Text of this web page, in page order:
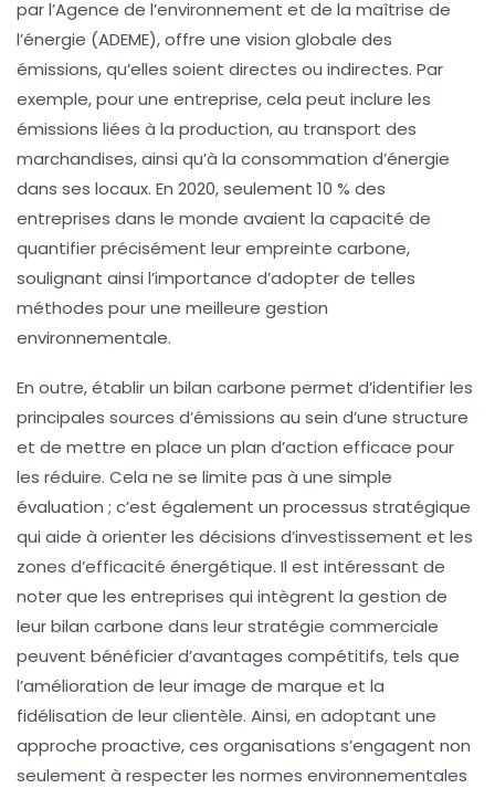
par l’Agence de l’environnement et de la maîtrise de
l’énergie (ADEME), offre une vision globale des
émissions, qu’elles soient directes ou indirectes. Par
exemple, pour une entreprise, cela peut inclure les
émissions liées à la production, au transport des
marchandises, ainsi qu’à la consommation d’énergie
dans ses locaux. En 2020, seulement 10 % des
entreprises dans le monde avaient la capacité de
quantifier précisément leurempreinte carbone,
soulignant ainsi l’importance d’adopter de telles
méthodes pour une meilleure gestion
environnementale.
En outre, établir un bilan carbone permet d’identifier les
principales sources d’émissions au sein d’une structure
et de mettre en place un plan d’action efficace pour
les réduire. Cela ne se limite pas à une simple
évaluation ; c’est également un processus stratégique
qui aide à orienter les décisions d’investissement et les
zones d’efficacité énergétique. Il est intéressant de
noter que les entreprises qui intègrent la gestion de
leurbilan carbone dans leur stratégie commerciale
peuvent bénéficier d’avantages compétitifs, tels que
l’amélioration de leur image de marque et la
fidélisation de leur clientèle. Ainsi, en adoptant une
approche proactive, ces organisations s’engagent non
seulement à respecter les normes environnementales